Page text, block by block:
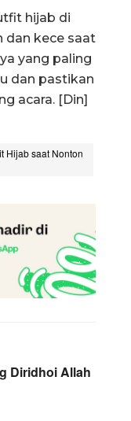
hijab di
dan kece saat
yang paling
dan pastikan
acara. [Din]
Hijab saat Nonton
Diridhoi Allah